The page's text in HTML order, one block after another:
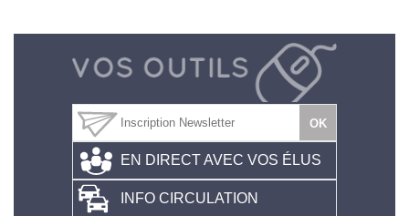
EN DIRECT AVEC VOS ÉLUS
INFO CIRCULATION